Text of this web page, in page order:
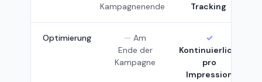
Kampagnenende
Tracking
Optimierung
Am
Ende der
Kampagne
Kontinuierlich,
pro
Impression